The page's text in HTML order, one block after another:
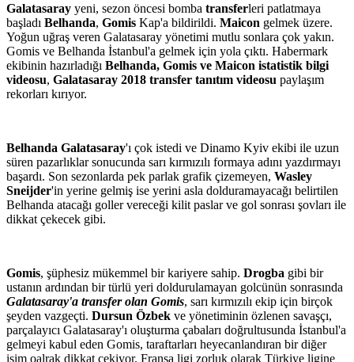
Galatasaray yeni, sezon öncesi bomba transferleri patlatmaya
başladı Belhanda, Gomis Kap'a bildirildi. Maicon gelmek üzere.
Yoğun uğraş veren Galatasaray yönetimi mutlu sonlara çok yakın.
Gomis ve Belhanda İstanbul'a gelmek için yola çıktı. Habermark
ekibinin hazırladığı Belhanda, Gomis ve Maicon istatistik bilgi
videosu, Galatasaray 2018 transfer tanıtım videosu paylaşım
rekorları kırıyor.
Belhanda Galatasaray'ı çok istedi ve Dinamo Kyiv ekibi ile uzun
süren pazarlıklar sonucunda sarı kırmızılı formaya adını yazdırmayı
başardı. Son sezonlarda pek parlak grafik çizemeyen, Wasley
Sneijder'in yerine gelmiş ise yerini asla dolduramayacağı belirtilen
Belhanda atacağı goller vereceği kilit paslar ve gol sonrası şovları ile
dikkat çekecek gibi.
Gomis, şüphesiz mükemmel bir kariyere sahip. Drogba gibi bir
ustanın ardından bir türlü yeri doldurulamayan golcünün sonrasında
Galatasaray'a transfer olan Gomis, sarı kırmızılı ekip için birçok
şeyden vazgeçti. Dursun Özbek ve yönetiminin özlenen savaşçı,
parçalayıcı Galatasaray'ı oluşturma çabaları doğrultusunda İstanbul'a
gelmeyi kabul eden Gomis, taraftarları heyecanlandıran bir diğer
isim oalrak dikkat çekiyor. Fransa ligi zorluk olarak Türkiye ligine